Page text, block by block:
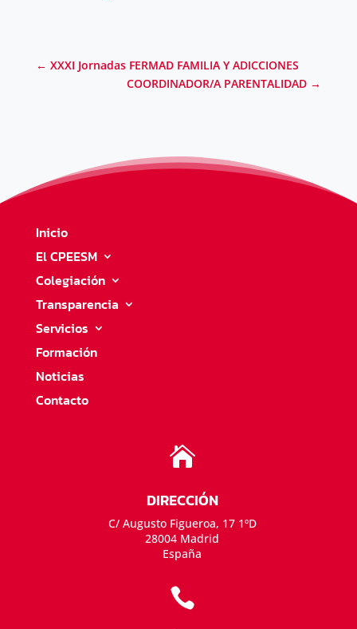
← XXXI Jornadas FERMAD FAMILIA Y ADICCIONES
COORDINADOR/A PARENTALIDAD →
Inicio
El CPEESM
Colegiación
Transparencia
Servicios
Formación
Noticias
Contacto

DIRECCIÓN
C/ Augusto Figueroa, 17 1ºD
28004 Madrid
España
